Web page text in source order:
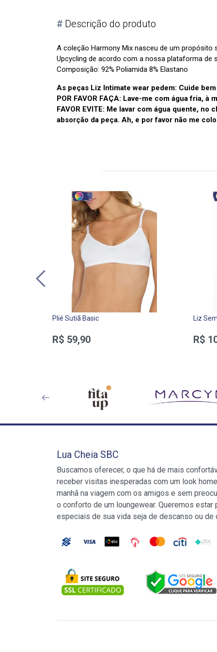
# Descrição do produto
A coleção Harmony Mix nasceu de um
Upcycling de acordo com a nossa plataforma de
Composição: 92% Poliamida 8% Elastano
As peças Liz Intimate wear pedem: Cuide
POR FAVOR FAÇA: Lave-me com água fria,
FAVOR EVITE: Me lavar com água quente,
absorção da peça. Ah, e por favor não me
Plié Sutiã Basic
R$ 59,90
Liz
R$
Lua Cheia SBC
Buscamos oferecer, o que há de mais
receber visitas inesperadas com um look
manhã na viagem com os amigos e sem
o conforto de um loungewear. Queremos
especiais de sua vida seja de descanso ou de